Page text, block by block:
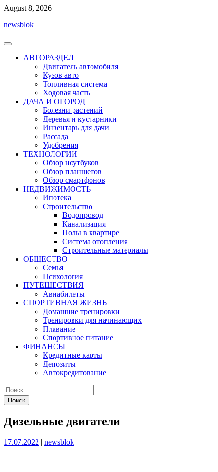
Перейти
содержимому
August 8, 2026
newsblok
АВТОРАЗДЕЛ
Двигатель автомобиля
Кузов авто
Топливная система
Ходовая часть
ДАЧА И ОГОРОД
Болезни растений
Деревья и кустарники
Инвентарь для дачи
Рассада
Удобрения
ТЕХНОЛОГИИ
Обзор ноутбуков
Обзор планшетов
Обзор смартфонов
НЕДВИЖИМОСТЬ
Ипотека
Строительство
Водопровод
Канализация
Полы в квартире
Система отопления
Строительные материалы
ОБЩЕСТВО
Семья
Психология
ПУТЕШЕСТВИЯ
Авиабилеты
СПОРТИВНАЯ ЖИЗНЬ
Домашние тренировки
Тренировки для начинающих
Плавание
Спортивное питание
ФИНАНСЫ
Кредитные карты
Депозиты
Автокредитование
Дизельные двигатели
Опубликовано
17.07.2022 | Опубликовано
newsblok